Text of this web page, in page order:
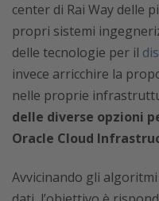
center di Rai Way delle
propri sistemi
delle tecnologie per il
invece arricchire la
nelle proprie
delle diverse opzioni
Oracle Cloud
Avvicinando gli